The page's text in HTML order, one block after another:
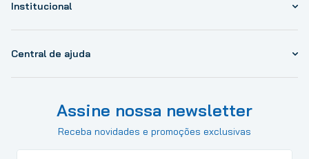
Institucional
Central de ajuda
Assine nossa newsletter
Receba novidades e promoções exclusivas